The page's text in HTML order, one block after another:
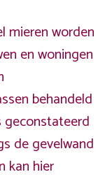
mieren worden
en woningen
behandeld
geconstateerd
de gevelwand
kan hier